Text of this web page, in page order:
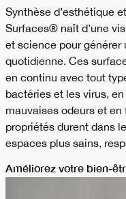
Synthèse d’esthétique
Surfaces® naît d’une
et science pour
quotidienne. Ces
en continu avec tout
bactéries et les virus,
mauvaises odeurs et
propriétés durent dans
espaces plus sains,
Améliorez votre bien-